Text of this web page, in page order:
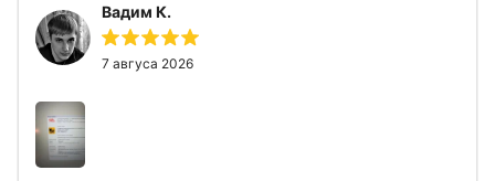
Наша конфигурация которую мы от начала
учебы дорабатываем потом будет плюсом к
резюме или на гитхаб.
Вадим К.
7 авгуса 2026